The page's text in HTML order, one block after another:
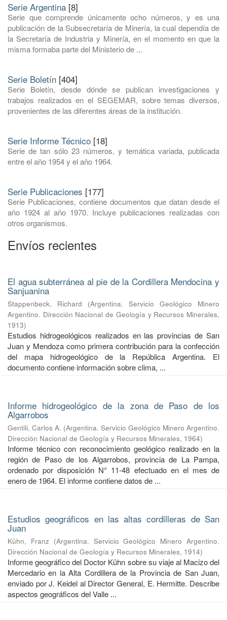
Serie Argentina [8]
Serie que comprende únicamente ocho números, y es una
publicación de la Subsecretaría de Minería, la cual dependía de
la Secretaría de Industria y Minería, en el momento en que la
misma formaba parte del Ministerio de ...
Serie Boletín [404]
Serie Boletín, desde dónde se publican investigaciones y
trabajos realizados en el SEGEMAR, sobre temas diversos,
provenientes de las diferentes áreas de la institución.
Serie Informe Técnico [18]
Serie de tan sólo 23 números, y temática variada, publicada
entre el año 1954 y el año 1964.
Serie Publicaciones [177]
Serie Publicaciones, contiene documentos que datan desde el
año 1924 al año 1970. Incluye publicaciones realizadas con
otros organismos.
Envíos recientes
El agua subterránea al pie de la Cordillera Mendocina y
Sanjuanina
Stappenbeck, Richard (Argentina. Servicio Geológico Minero
Argentino. Dirección Nacional de Geología y Recursos Minerales,
1913)
Estudios hidrogeológicos realizados en las provincias de San
Juan y Mendoza como primera contribución para la confección
del mapa hidrogeológico de la República Argentina. El
documento contiene información sobre clima, ...
Informe hidrogeológico de la zona de Paso de los
Algarrobos
Gentili, Carlos A. (Argentina. Servicio Geológico Minero Argentino.
Dirección Nacional de Geología y Recursos Minerales, 1964)
Informe técnico con reconocimiento geológico realizado en la
región de Paso de los Algarrobos, provincia de La Pampa,
ordenado por disposición N° 11-48 efectuado en el mes de
enero de 1964. El informe contiene datos de ...
Estudios geográficos en las altas cordilleras de San
Juan
Kühn, Franz (Argentina. Servicio Geológico Minero Argentino.
Dirección Nacional de Geología y Recursos Minerales, 1914)
Informe geográfico del Doctor Kühn sobre su viaje al Macizo del
Mercedario en la Alta Cordillera de la Provincia de San Juan,
enviado por J. Keidel al Director General, E. Hermitte. Describe
aspectos geográficos del Valle ...